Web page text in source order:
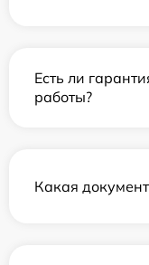
Есть ли
работы?
Какая